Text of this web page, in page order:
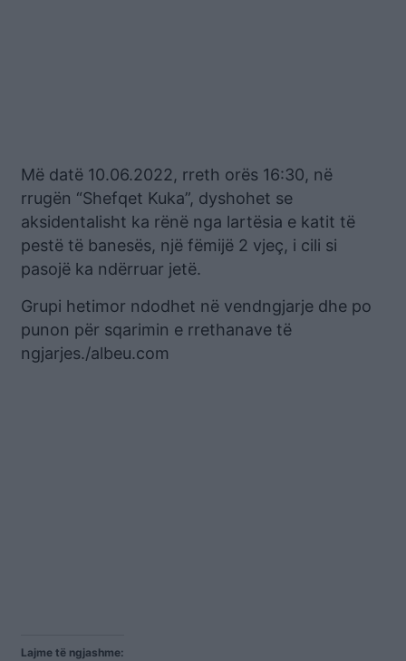
Më datë 10.06.2022, rreth orës 16:30, në
rrugën “Shefqet Kuka”, dyshohet se
aksidentalisht ka rënë nga lartësia e katit të
pestë të banesës, një fëmijë 2 vjeç, i cili si
pasojë ka ndërruar jetë.
Grupi hetimor ndodhet në vendngjarje dhe po
punon për sqarimin e rrethanave të
ngjarjes./albeu.com
Lajme të ngjashme: